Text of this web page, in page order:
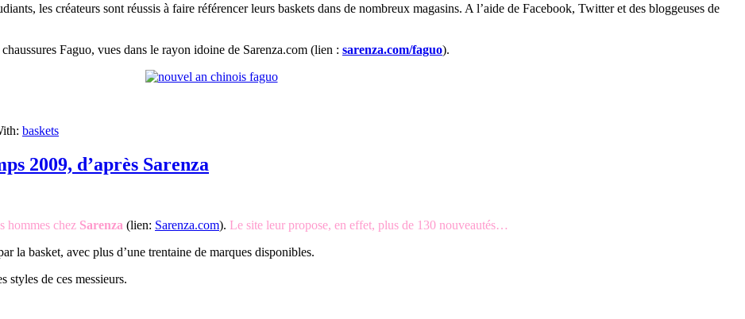
les créateurs sont réussis à faire référencer leurs baskets dans de nombreux magasins. A l’aide de Facebook, Twitter et des bloggeuses de
Faguo, vues dans le rayon idoine de Sarenza.com (lien : sarenza.com/faguo).
baskets
2009, d’après Sarenza
hommes chez Sarenza (lien: Sarenza.com). Le site leur propose, en effet, plus de 130 nouveautés…
la basket, avec plus d’une trentaine de marques disponibles.
styles de ces messieurs.